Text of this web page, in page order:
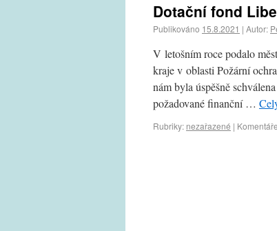
Dotační fond
Publikováno 15.8.2021 | Autor:
V letošním roce podalo
kraje v oblasti Požární
nám byla úspěšně
požadované finanční …
Rubriky: nezařazené |